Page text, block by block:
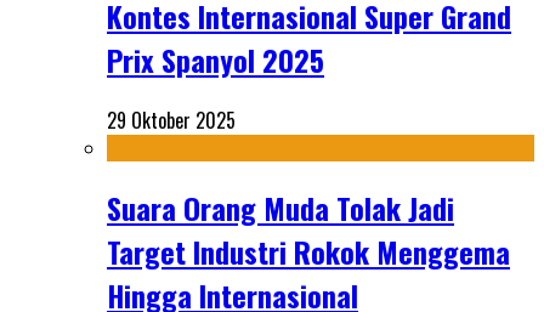
Kontes Internasional Super Grand
Prix Spanyol 2025
29 Oktober 2025
Suara Orang Muda Tolak Jadi
Target Industri Rokok Menggema
Hingga Internasional